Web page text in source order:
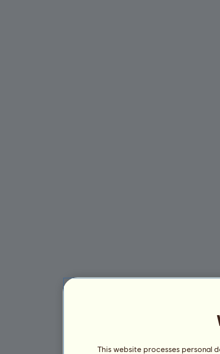
This website processes personal